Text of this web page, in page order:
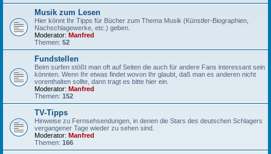
Musik zum Lesen
Hier könnt Ihr Tipps für Bücher zum Thema Musik (Künstler-Biographien,
Nachschlagewerke, etc.) geben.
Moderator: Manfred
Themen: 52
Fundstellen
Beim surfen stößt man oft auf Seiten die auch für andere Fans interessant sein
könnten. Wenn Ihr etwas findet wovon Ihr glaubt, daß man es anderen nicht
vorenthalten sollte, dann tragt es bitte hier ein.
Moderator: Manfred
Themen: 152
TV-Tipps
Hinweise zu Fernsehsendungen, in denen die Stars des deutschen Schlagers
vergangener Tage wieder zu sehen sind.
Moderator: Manfred
Themen: 166